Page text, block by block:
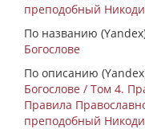
преподобный
По названию
Богослове
По описанию
Богослове / Том 4.
Правила
преподобный